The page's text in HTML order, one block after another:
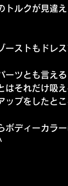
トルクが見違
ーストもドレ
ツとも言える
はそれだけ吸
プをしたと
ボディーカラ